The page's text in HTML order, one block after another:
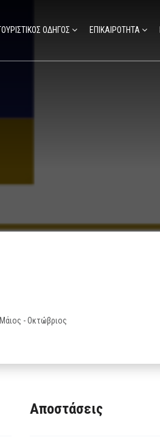
ΟΔΗΓΟΣ ΕΠΙΚΑΙΡΟΤΗΤΑ
- Οκτώβριος
Αποστάσεις